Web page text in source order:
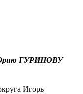
Юрию ГУРИНОВУ
Игорь